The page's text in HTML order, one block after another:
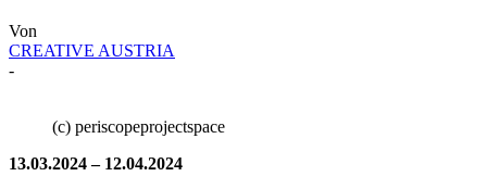
Von
CREATIVE AUSTRIA
-
(c) periscopeprojectspace
13.03.2024 – 12.04.2024